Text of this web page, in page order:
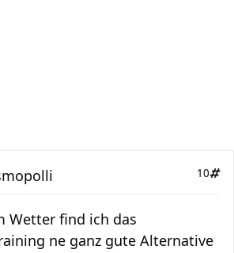
10
Wetter find ich das
ne ganz gute Alternative